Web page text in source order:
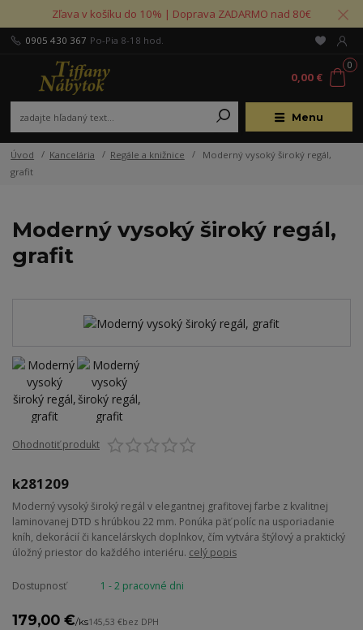
Zľava v košíku do 10% | Doprava ZADARMO nad 80€
Menu
0905 430 367 Po-Pia 8-18 hod.
0
0,00 €
Úvod Kancelária Regále a knižnice
Moderný vysoký široký regál,
grafit
Moderný vysoký široký regál,
grafit
Ohodnotiť produkt
k281209
Moderný vysoký široký regál v elegantnej grafitovej farbe z kvalitnej
laminovanej DTD s hrúbkou 22 mm. Ponúka päť políc na usporiadanie
kníh, dekorácií či kancelárskych doplnkov, čím vytvára štýlový a praktický
úložný priestor do každého interiéru. celý popis
Dostupnosť 1 - 2 pracovné dni
179,00 €/ks145,53 €bez DPH